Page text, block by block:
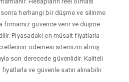
herhangi bir düşme ve silinme
firmamız güvence verir ve düşme
Piyasadaki en müsait fiyatlarla
ödemesi sitemizin almış
son derecede güvenlidir. Kaliteli
ve güvenle satın alınabilir.